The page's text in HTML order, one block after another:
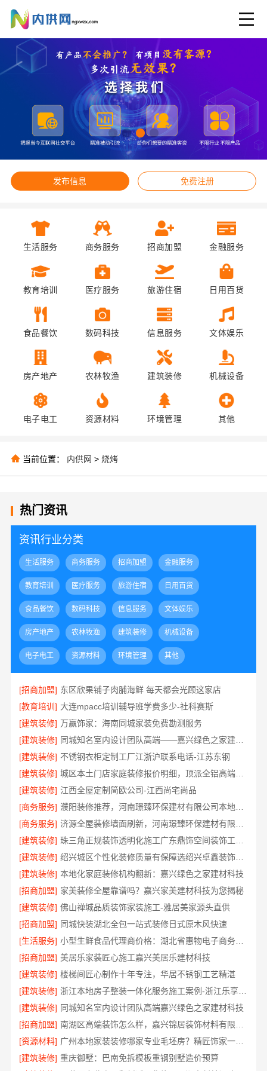
发布信息 免费注册
生活服务 商务服务 招商加盟 金融服务
教育培训 医疗服务 旅游住宿 日用百货
食品餐饮 数码科技 信息服务 文体娱乐
房产地产 农林牧渔 建筑装修 机械设备
电子电工 资源材料 环境管理 其他
当前位置： 内供网 > 烧烤
热门资讯
资讯行业分类
生活服务 商务服务 招商加盟 金融服务
教育培训 医疗服务 旅游住宿 日用百货
食品餐饮 数码科技 信息服务 文体娱乐
房产地产 农林牧渔 建筑装修 机械设备
电子电工 资源材料 环境管理 其他
[招商加盟] 东区欣果铺子肉脯海鲜 每天都会光顾这家店
[教育培训] 大连mpacc培训辅导班学费多少-社科赛斯
[建筑装修] 万赢饰家：海南同城家装免费勘测服务
[建筑装修]
同城知名室内设计团队高端——嘉兴绿色之家建材科技有限公司
[建筑装修] 不锈钢衣柜定制工厂江浙沪联系电话-江苏东钢
[建筑装修]
城区本土门店家庭装修报价明细，顶派全铝高端定制为您呈现
[建筑装修] 江西全屋定制简欧公司-江西尚宅尚品
[商务服务]
[商务服务]
[建筑装修]
[建筑装修]
绍兴城区个性化装修质量有保障选绍兴卓鑫装饰材料有限公司
[建筑装修] 本地化家庭装修机构翻新：嘉兴绿色之家建材科技
[招商加盟] 家美装修全屋靠谱吗？嘉兴家美建材科技为您揭秘
[建筑装修] 佛山禅城品质装饰家装施工-雅居美家源头直供
[招商加盟] 同城快装湖北全包一站式装修日式原木风快速
[生活服务]
小型生鲜食品代理商价格：湖北省惠物电子商务有限公司
[招商加盟] 美居乐家装匠心施工嘉兴美居乐建材科技
[建筑装修] 楼梯间匠心制作十年专注，华居不锈钢工艺精湛
[建筑装修]
浙江本地房子整装一体化服务施工案例-浙江乐享新材料
[建筑装修] 同城知名室内设计团队高端嘉兴绿色之家建材科技
[招商加盟]
[资源材料]
广州本地家装装修哪家专业毛坯房？精匠饰家一站式服务
[建筑装修] 重庆御墅：巴南免拆模板重钢别墅造价预算